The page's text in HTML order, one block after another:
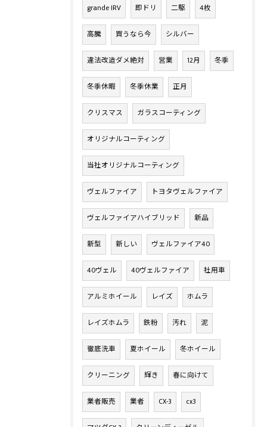
grande IRV 即ドリ 二駆 4枚
高騰 買うなら今 シルバー
違法改造ダメ絶対 営業 12月 冬季
冬季休暇 冬季休業 正月
クリスマス ガラスコーティング
オリジナルコーティング
当社オリジナルコーティング
ヴェルファイア トヨタヴェルファイア
ヴェルファイアハイブリッド 新品
新型 新しい ヴェルファイア40
40ヴェル 40ヴェルファイア 社用車
アルミホイール レイズ ホムラ
レイズホムラ 鉄粉 汚れ 泥
徹底洗車 夏ホイール 冬ホイール
クリーニング 輝き 春に向けて
業者販売 業者 CX-3 cx3